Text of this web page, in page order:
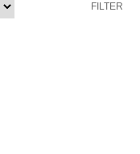
FILTER